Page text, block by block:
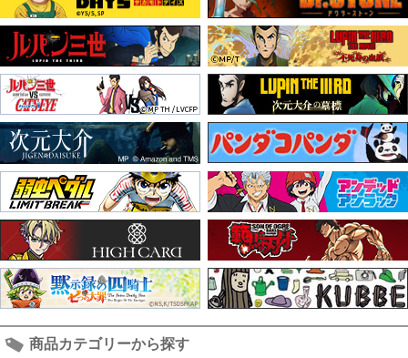
商品カテゴリーから探す